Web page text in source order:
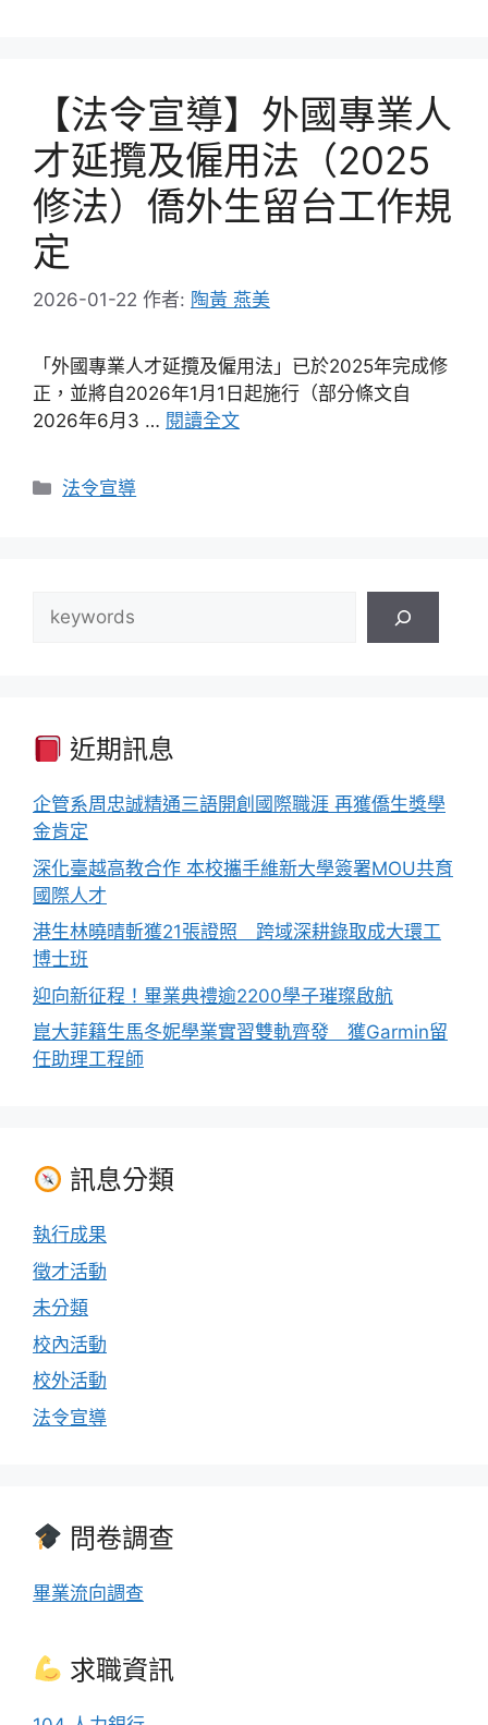
【法令宣導】外國專業人
才延攬及僱用法（2025
修法）僑外生留台工作規
定
2026-01-22 作者: 陶黃 燕美
「外國專業人才延攬及僱用法」已於2025年完成修
正，並將自2026年1月1日起施行（部分條文自
2026年6月3 … 閱讀全文
分
法令宣導
近期訊息
企管系周忠誠精通三語開創國際職涯 再獲僑生獎學
金肯定
深化臺越高教合作 本校攜手維新大學簽署MOU共育
國際人才
港生林曉晴斬獲21張證照 跨域深耕錄取成大環工
博士班
迎向新征程！畢業典禮逾2200學子璀璨啟航
崑大菲籍生馬冬妮學業實習雙軌齊發 獲Garmin留
任助理工程師
訊息分類
執行成果
徵才活動
未分類
校內活動
校外活動
法令宣導
問卷調查
畢業流向調查
求職資訊